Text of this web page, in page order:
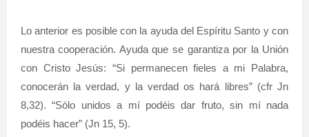
Lo anterior es posible con la ayuda del Espíritu Santo y con
nuestra cooperación. Ayuda que se garantiza por la Unión
con Cristo Jesús: “Si permanecen fieles a mi Palabra,
conocerán la verdad, y la verdad os hará libres” (cfr Jn
8,32). “Sólo unidos a mí podéis dar fruto, sin mí nada
podéis hacer” (Jn 15, 5).